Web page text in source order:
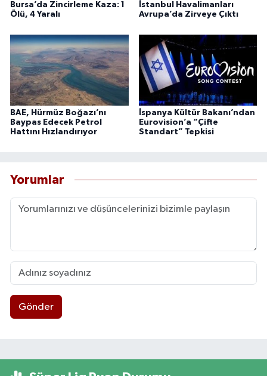
Bursa’da Zincirleme Kaza: 1
Ölü, 4 Yaralı
İstanbul Havalimanları
Avrupa’da Zirveye Çıktı
BAE, Hürmüz Boğazı’nı
Baypas Edecek Petrol
Hattını Hızlandırıyor
İspanya Kültür Bakanı’ndan
Eurovision’a “Çifte
Standart” Tepkisi
Yorumlar
Gönder